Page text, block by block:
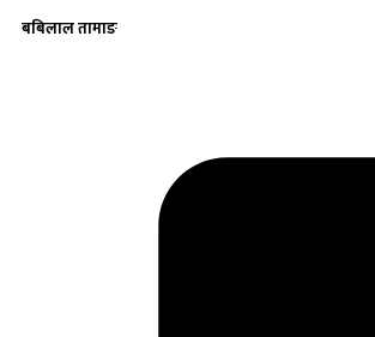
बबिलाल तामाङ